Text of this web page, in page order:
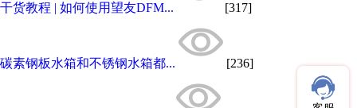
干货教程 | 如何使用望友DFM... [317]
碳素钢板水箱和不锈钢水箱都... [236]